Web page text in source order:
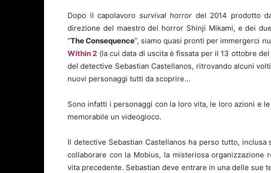
Dopo il capolavoro survival horror del 2014 prodotto
direzione del maestro del horror Shinji Mikami, e dei
“The Consequence”, siamo quasi pronti per immergerci
Within 2 (la cui data di uscita è fissata per il 13 ottobre
del detective Sebastian Castellanos, ritrovando alcuni
nuovi personaggi tutti da scoprire…
Sono infatti i personaggi con la loro vita, le loro azioni e
memorabile un videogioco.
Il detective Sebastian Castellanos ha perso tutto,
collaborare con la Mobius, la misteriosa organizzazione
vita precedente. Sebastian deve entrare in una delle sue